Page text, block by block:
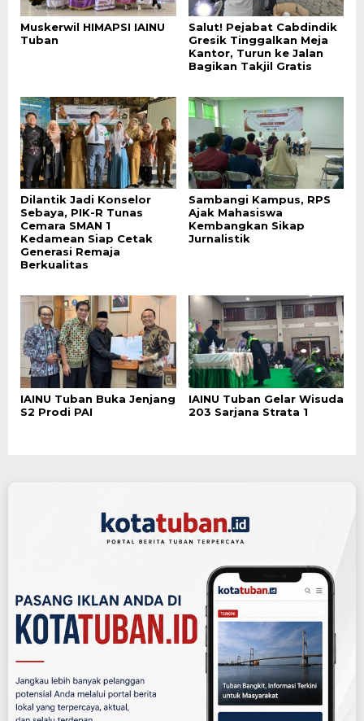
Muskerwil HIMAPSI IAINU
Tuban
Salut! Pejabat Cabdindik
Gresik Tinggalkan Meja
Kantor, Turun ke Jalan
Bagikan Takjil Gratis
Dilantik Jadi Konselor
Sebaya, PIK-R Tunas
Cemara SMAN 1
Kedamean Siap Cetak
Generasi Remaja
Berkualitas
Sambangi Kampus, RPS
Ajak Mahasiswa
Kembangkan Sikap
Jurnalistik
IAINU Tuban Buka Jenjang
S2 Prodi PAI
IAINU Tuban Gelar Wisuda
203 Sarjana Strata 1